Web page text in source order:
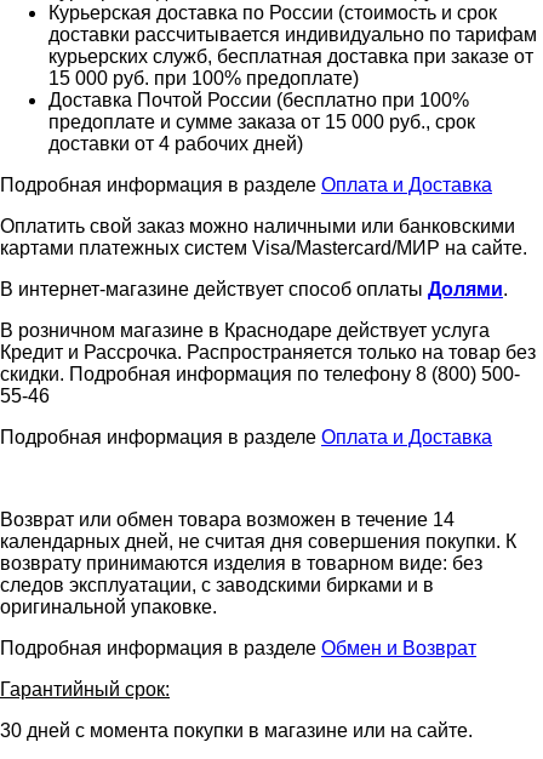
Курьерская доставка по России (стоимость и срок
доставки рассчитывается индивидуально по тарифам
курьерских служб, бесплатная доставка при заказе от
15 000 руб. при 100% предоплате)
Доставка Почтой России (бесплатно при 100%
предоплате и сумме заказа от 15 000 руб., срок
доставки от 4 рабочих дней)
Подробная информация в разделе Оплата и Доставка
Оплатить свой заказ можно наличными или банковскими
картами платежных систем Visa/Mastercard/МИР на сайте.
В интернет-магазине действует способ оплаты Долями.
В розничном магазине в Краснодаре действует услуга
Кредит и Рассрочка. Распространяется только на товар без
скидки. Подробная информация по телефону 8 (800) 500-
55-46
Подробная информация в разделе Оплата и Доставка
Возврат или обмен товара возможен в течение 14
календарных дней, не считая дня совершения покупки. К
возврату принимаются изделия в товарном виде: без
следов эксплуатации, с заводскими бирками и в
оригинальной упаковке.
Подробная информация в разделе Обмен и Возврат
Гарантийный срок:
30 дней с момента покупки в магазине или на сайте.